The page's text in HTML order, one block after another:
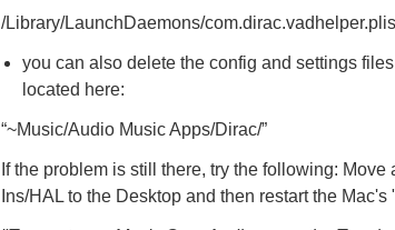
/Library/LaunchDaemons/
you can also delete the config and settings
located here:
“~Music/Audio Music Apps/Dirac/”
If the problem is still there, try the following:
Ins/HAL to the Desktop and then restart the